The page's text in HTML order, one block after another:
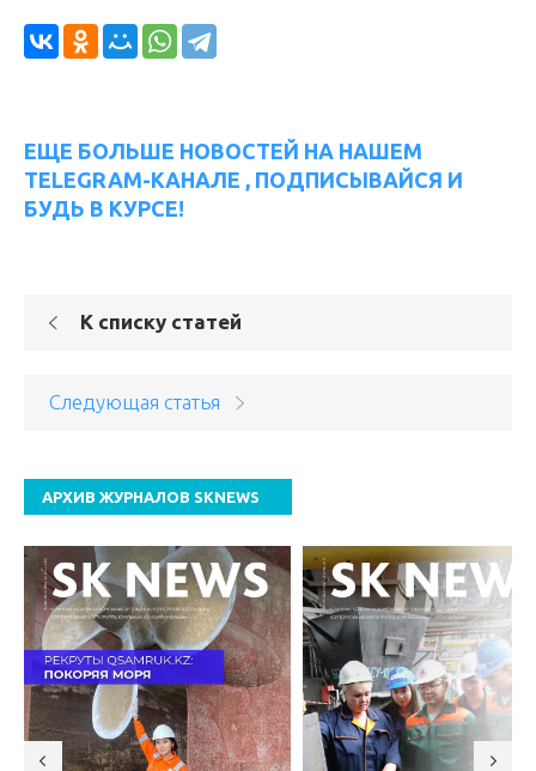
ЕЩЕ БОЛЬШЕ НОВОСТЕЙ НА НАШЕМ
TELEGRAM-КАНАЛЕ , ПОДПИСЫВАЙСЯ И
БУДЬ В КУРСЕ!
К списку статей
Следующая статья
АРХИВ ЖУРНАЛОВ SKNEWS